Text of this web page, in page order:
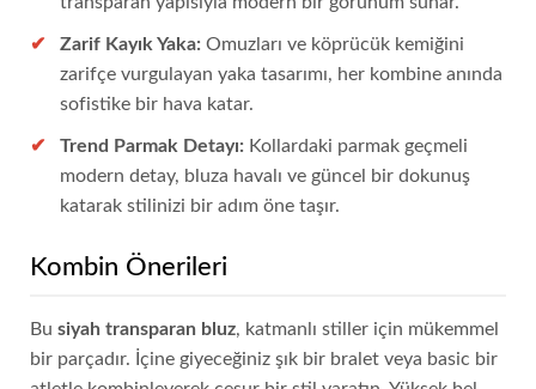
Zarif Kayık Yaka: Omuzları ve köprücük kemiğini
zarifçe vurgulayan yaka tasarımı, her kombine anında
sofistike bir hava katar.
Trend Parmak Detayı: Kollardaki parmak geçmeli
modern detay, bluza havalı ve güncel bir dokunuş
katarak stilinizi bir adım öne taşır.
Kombin Önerileri
Bu siyah transparan bluz, katmanlı stiller için mükemmel
bir parçadır. İçine giyeceğiniz şık bir bralet veya basic bir